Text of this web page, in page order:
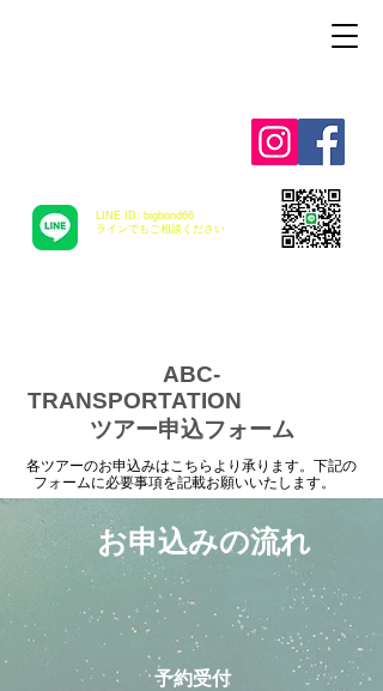
LINE ID: bigbond66
​ラインでもご相談ください
ABC-
TRANSPORTATION
ツアー申込フォーム
各ツアーのお申込みはこちらより承ります。下記の
フォームに必要事項を記載お願いいたします。
お申込みの流れ
予約受付